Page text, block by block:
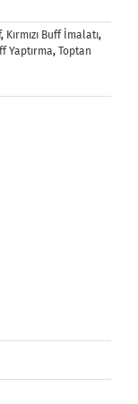
, Kırmızı Buff İmalatı,
Yaptırma, Toptan